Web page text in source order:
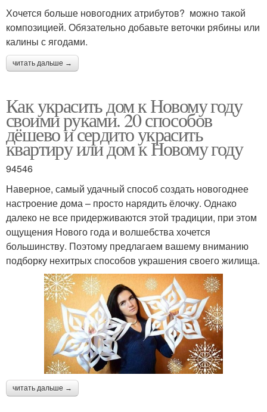
Хочется больше новогодних атрибутов? можно такой
композицией. Обязательно добавьте веточки рябины или
калины с ягодами.
читать дальше →
Как украсить дом к Новому году
своими руками. 20 способов
дёшево и сердито украсить
квартиру или дом к Новому году
94546
Наверное, самый удачный способ создать новогоднее
настроение дома – просто нарядить ёлочку. Однако
далеко не все придерживаются этой традиции, при этом
ощущения Нового года и волшебства хочется
большинству. Поэтому предлагаем вашему вниманию
подборку нехитрых способов украшения своего жилища.
читать дальше →